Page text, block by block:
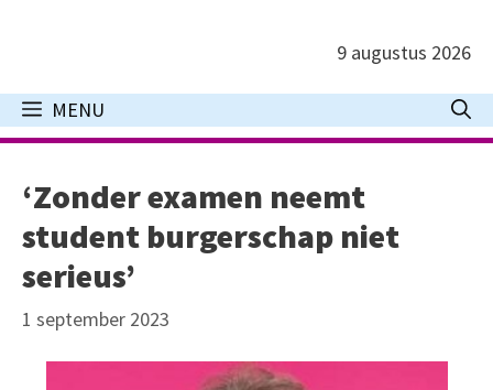
inhoud
9 augustus 2026
MENU
‘Zonder examen neemt
student burgerschap niet
serieus’
1 september 2023